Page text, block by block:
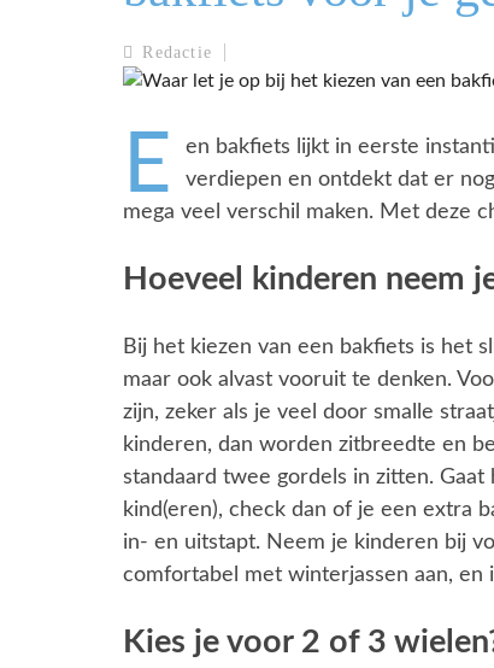
Redactie
E
en bakfiets lijkt in eerste
verdiepen en ontdekt dat er
mega veel verschil maken. Met deze
Hoeveel kinderen neem
Bij het kiezen van een bakfiets is het
maar ook alvast vooruit te denken.
zijn, zeker als je veel door smalle
kinderen, dan worden zitbreedte en
standaard twee gordels in zitten.
kind(eren), check dan of je een extra
in- en uitstapt. Neem je kinderen bij
comfortabel met winterjassen aan, en
Kies je voor 2 of 3